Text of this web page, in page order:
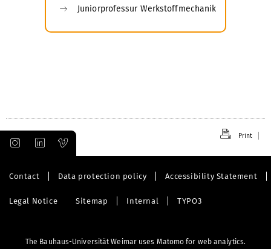
Juniorprofessur Werkstoffmechanik
Print
Contact Data protection policy Accessibility Statement
Legal Notice Sitemap Internal TYPO3
The Bauhaus-Universität Weimar uses Matomo for web analytics.